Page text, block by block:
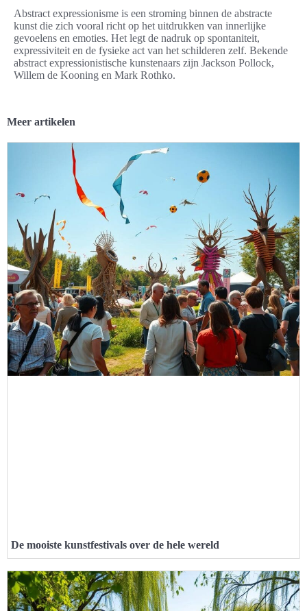
Abstract expressionisme is een stroming binnen de abstracte
kunst die zich vooral richt op het uitdrukken van innerlijke
gevoelens en emoties. Het legt de nadruk op spontaniteit,
expressiviteit en de fysieke act van het schilderen zelf. Bekende
abstract expressionistische kunstenaars zijn Jackson Pollock,
Willem de Kooning en Mark Rothko.
Meer artikelen
De mooiste kunstfestivals over de hele wereld